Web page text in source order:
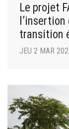
Le projet
transition
JEU 2 MAR